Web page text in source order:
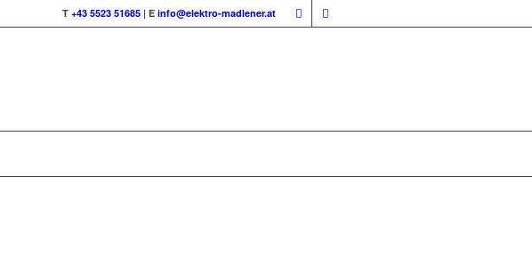
T +43 5523 51685 | E info@elektro-madlener.at